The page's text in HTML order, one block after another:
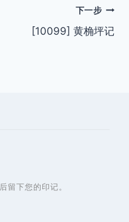
下一步
[10099] 黄桷坪记
后留下您的印记。